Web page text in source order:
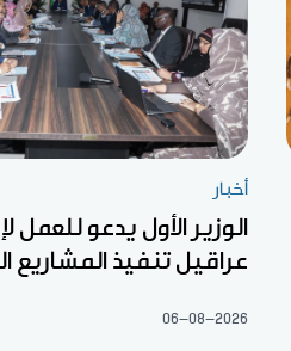
أخبار
الوزير الأول يدعو للعمل
عراقيل تنفيذ المشاريع
06-08-2026